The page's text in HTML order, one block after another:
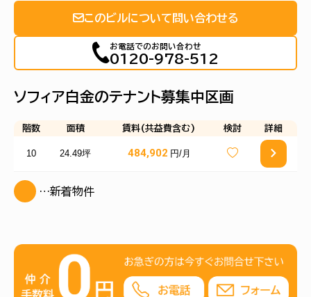
このビルについて問い合わせる
お電話でのお問い合わせ
0120-978-512
ソフィア白金のテナント募集中区画
階数 面積 賃料(共益費含む) 検討 詳細
10 24.49坪 484,902 円/月
…新着物件